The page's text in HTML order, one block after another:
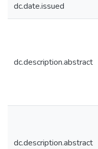
dc.date.issued
dc.description.abstract
dc.description.abstract